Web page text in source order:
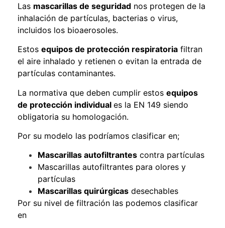
Las mascarillas de seguridad nos protegen de la
inhalación de partículas, bacterias o virus,
incluidos los bioaerosoles.
Estos equipos de protección respiratoria filtran
el aire inhalado y retienen o evitan la entrada de
partículas contaminantes.
La normativa que deben cumplir estos equipos
de protección individual es la EN 149 siendo
obligatoria su homologación.
Por su modelo las podríamos clasificar en;
Mascarillas autofiltrantes contra partículas
Mascarillas autofiltrantes para olores y
partículas
Mascarillas quirúrgicas desechables
Por su nivel de filtración las podemos clasificar
en